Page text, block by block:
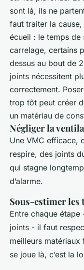
sont là, ils ne
faut traiter la
écueil : le temps de
carrelage, certains
dessus au bout de
joints nécessitent
correctement.
trop tôt peut créer
un matériau de
Négliger la
Une VMC efficace,
respire, des joints
qui stagne
d’alarme.
Sous-estimer les
Entre chaque
joints - il faut
meilleurs
se joue là, c’est la